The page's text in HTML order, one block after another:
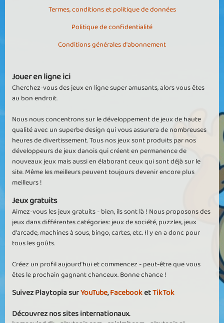
Termes, conditions et politique de données
Politique de confidentialité
Conditions générales d'abonnement
Jouer en ligne ici
Cherchez-vous des jeux en ligne super amusants, alors vous êtes
au bon endroit.
Nous nous concentrons sur le développement de jeux de haute
qualité avec un superbe design qui vous assurera de nombreuses
heures de divertissement. Tous nos jeux sont produits par nos
développeurs de jeux danois qui créent en permanence de
nouveaux jeux mais aussi en élaborant ceux qui sont déjà sur le
site. Même les meilleurs peuvent toujours devenir encore plus
meilleurs !
Jeux gratuits
Aimez-vous les jeux gratuits - bien, ils sont là ! Nous proposons des
jeux dans différentes catégories: jeux de société, puzzles, jeux
d'arcade, machines à sous, bingo, cartes, etc. Il y en a donc pour
tous les goûts.
Créez un profil aujourd'hui et commencez - peut-être que vous
êtes le prochain gagnant chanceux. Bonne chance !
Suivez Playtopia surYouTube,FacebooketTikTok
Découvrez nos sites internationaux.